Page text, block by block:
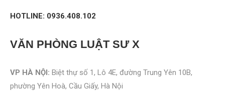
HOTLINE: 0936.408.102
VĂN PHÒNG LUẬT SƯ X
VP HÀ NỘI: Biệt thự số 1, Lô 4E, đường Trung Yên 10B,
phường Yên Hoà, Cầu Giấy, Hà Nội